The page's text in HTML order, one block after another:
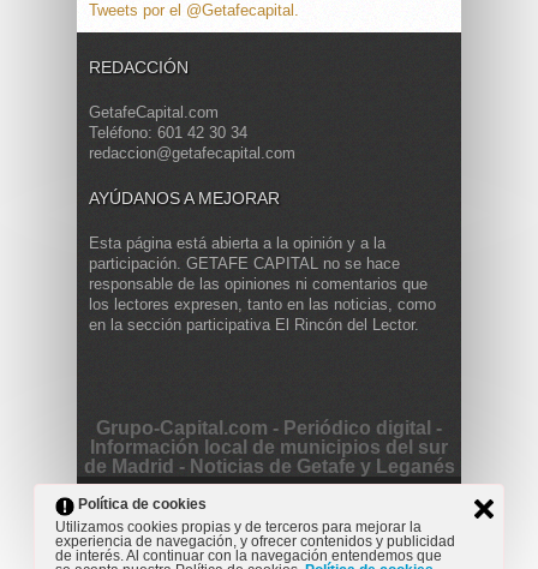
Tweets por el @Getafecapital.
REDACCIÓN
GetafeCapital.com
Teléfono: 601 42 30 34
redaccion@getafecapital.com
AYÚDANOS A MEJORAR
Esta página está abierta a la opinión y a la
participación. GETAFE CAPITAL no se hace
responsable de las opiniones ni comentarios que
los lectores expresen, tanto en las noticias, como
en la sección participativa El Rincón del Lector.
Grupo-Capital.com - Periódico digital -
Información local de municipios del sur
de Madrid - Noticias de Getafe y Leganés
Copyright © 2013 Getafe Capital. Powered by
Project
Opinión Actualidad Cultura Deportes
Entrevista
Política de cookies
Utilizamos cookies propias y de terceros para mejorar la
experiencia de navegación, y ofrecer contenidos y publicidad
de interés. Al continuar con la navegación entendemos que